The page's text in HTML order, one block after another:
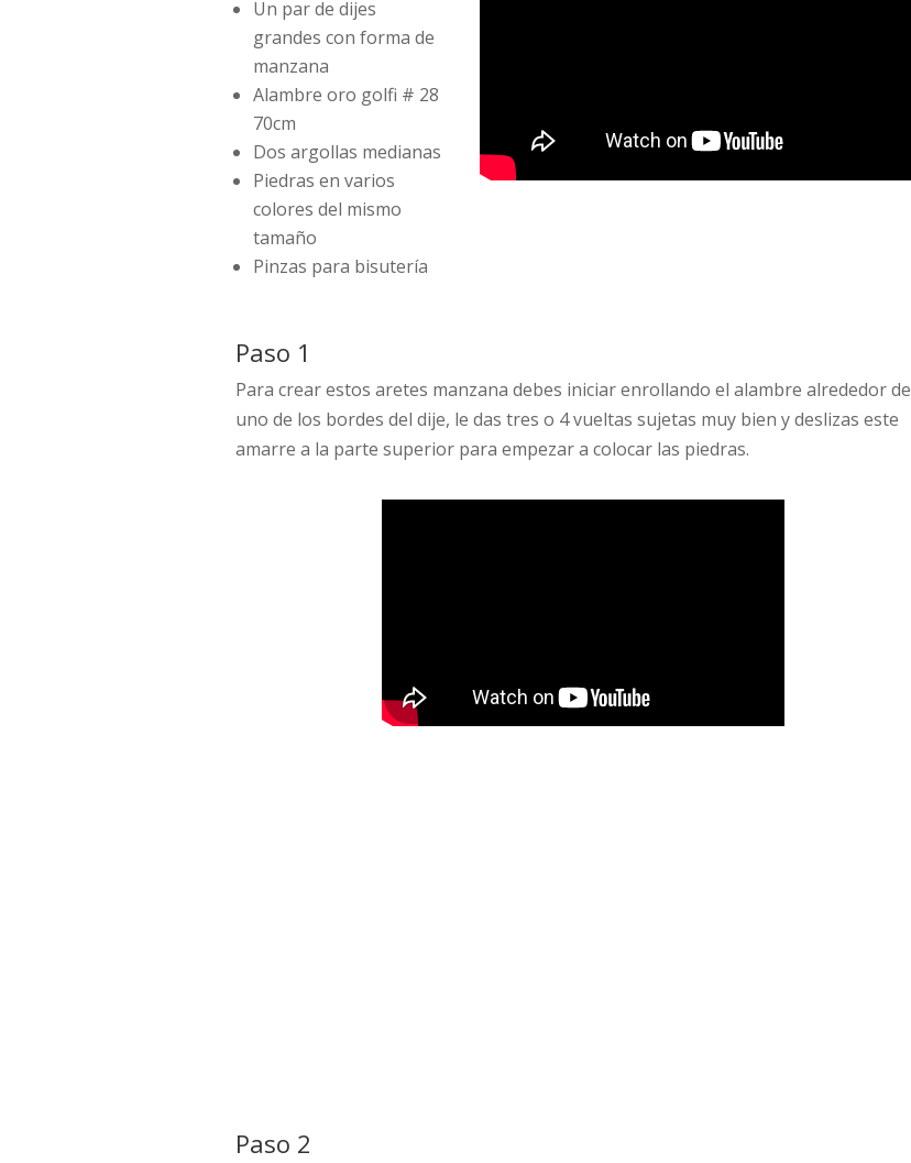
Un par de dijes
grandes con forma de
manzana
Alambre oro golfi # 28
70cm
Dos argollas medianas
Piedras en varios
colores del mismo
tamaño
Pinzas para bisutería
Paso 1
Para crear estos aretes manzana debes iniciar enrollando el alambre alrededor de
uno de los bordes del dije, le das tres o 4 vueltas sujetas muy bien y deslizas este
amarre a la parte superior para empezar a colocar las piedras.
Paso 2